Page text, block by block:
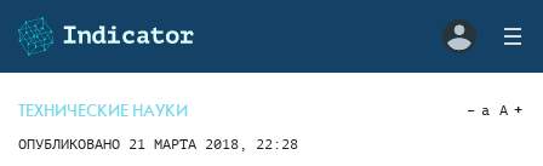
ТЕХНИЧЕСКИЕ НАУКИ
ОПУБЛИКОВАНО 21 МАРТА 2018, 22:28
a A